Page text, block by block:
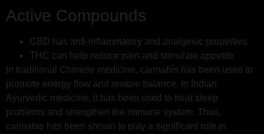
Active Compounds
CBD has anti-inflammatory and analgesic properties
THC can help reduce pain and stimulate appetite
In traditional Chinese medicine, cannabis has been used to
promote energy flow and restore balance. In Indian
Ayurvedic medicine, it has been used to treat sleep
problems and strengthen the immune system. Thus,
cannabis has been shown to play a significant role in